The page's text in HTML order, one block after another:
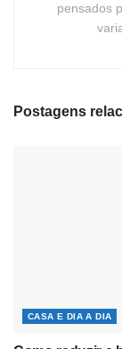
pensados
Postagens
CASA E DIA A DIA